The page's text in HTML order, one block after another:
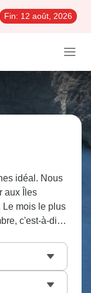
Fin: 12 août, 2026
idéal. Nous
aux Îles
Le mois le plus
c'est-à-dire
de